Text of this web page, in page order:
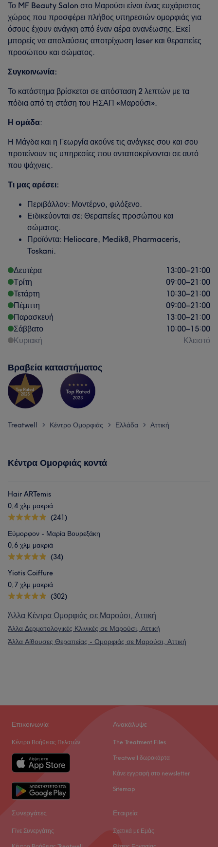
Το MF Beauty Salon στο Μαρούσι είναι ένας ευχάριστος
χώρος που προσφέρει πλήθος υπηρεσιών ομορφιάς για
όσους έχουν ανάγκη από έναν αέρα ανανέωσης. Εκεί
μπορείς να απολαύσεις αποτρίχωση laser και θεραπείες
προσώπου και σώματος.
Συγκοινωνία:
Το κατάστημα βρίσκεται σε απόσταση 2 λεπτών με τα
πόδια από τη στάση του ΗΣΑΠ «Μαρούσι».
Η ομάδα:
Η Μάγδα και η Γεωργία ακούνε τις ανάγκες σου και σου
προτείνουν τις υπηρεσίες που ανταποκρίνονται σε αυτό
που ψάχνεις.
Τι μας αρέσει:
Περιβάλλον: Μοντέρνο, φιλόξενο.
Ειδικεύονται σε: Θεραπείες προσώπου και
σώματος.
Προϊόντα: Heliocare, Medik8, Pharmaceris,
Toskani.
Δευτέρα
13:00–21:00
Τρίτη
09:00–21:00
Τετάρτη
10:30–21:00
Πέμπτη
09:00–21:00
Παρασκευή
13:00–21:00
Σάββατο
10:00–15:00
Κυριακή
Κλειστό
Βραβεία καταστήματος
Treatwell > Κέντρο Ομορφιάς > Ελλάδα > Αττική
Κέντρα Ομορφιάς κοντά
Hair ARTemis
0,4 χλμ μακριά
(241)
Εύμορφον - Μαρία Βουρεξάκη
0,6 χλμ μακριά
(34)
Yiotis Coiffure
0,7 χλμ μακριά
(302)
Άλλα Κέντρα Ομορφιάς σε Μαρούσι, Αττική
Άλλα Δερματολογικές Κλινικές σε Μαρούσι, Αττική
Άλλα Αίθουσες Θεραπείας - Ομορφιάς σε Μαρούσι, Αττική
Επικοινωνία
Κέντρο Βοήθειας Πελατών
Ανακάλυψε
The Treatment Files
Treatwell δωροκάρτα
Κάνε εγγραφή στο newsletter
Sitemap
Συνεργάτες
Γίνε Συνεργάτης
Εταιρεία
Σχετικά με Εμάς